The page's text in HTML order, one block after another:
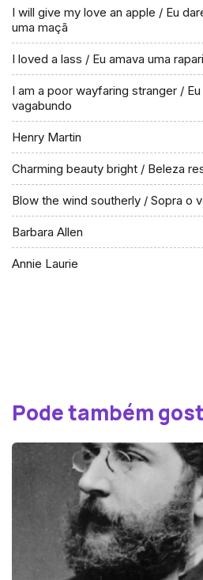
I will give my love an apple / Eu
uma maçã
I loved a lass / Eu amava uma
I am a poor wayfaring stranger /
vagabundo
Henry Martin
Charming beauty bright / Beleza
Blow the wind southerly / Sopra o
Barbara Allen
Annie Laurie
Pode também